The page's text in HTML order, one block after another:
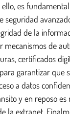
es
seguridad
de la
de
certificados
garantizar que
a datos
y en reposo es
la extranet.